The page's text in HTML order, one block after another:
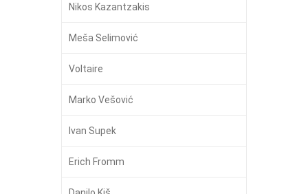
Nikos Kazantzakis
Meša Selimović
Voltaire
Marko Vešović
Ivan Supek
Erich Fromm